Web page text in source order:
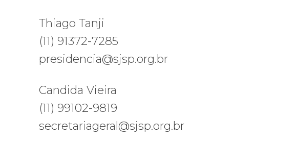
Thiago Tanji
(11) 91372-7285
presidencia@sjsp.org.br
Candida Vieira
(11) 99102-9819
secretariageral@sjsp.org.br